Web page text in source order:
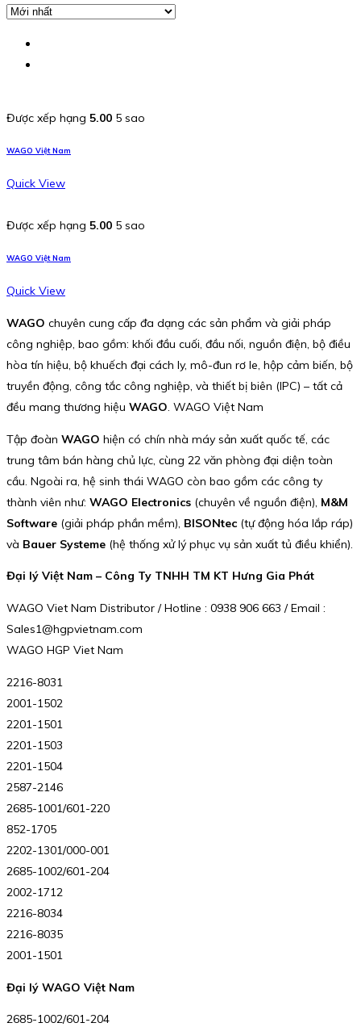
Được xếp hạng 5.00 5 sao
WAGO Việt Nam
Quick View
Được xếp hạng 5.00 5 sao
WAGO Việt Nam
Quick View
WAGO chuyên cung cấp đa dạng các sản phẩm và giải pháp
công nghiệp, bao gồm: khối đầu cuối, đầu nối, nguồn điện, bộ điều
hòa tín hiệu, bộ khuếch đại cách ly, mô-đun rơ le, hộp cảm biến, bộ
truyền động, công tắc công nghiệp, và thiết bị biên (IPC) – tất cả
đều mang thương hiệu WAGO. WAGO Việt Nam
Tập đoàn WAGO hiện có chín nhà máy sản xuất quốc tế, các
trung tâm bán hàng chủ lực, cùng 22 văn phòng đại diện toàn
cầu. Ngoài ra, hệ sinh thái WAGO còn bao gồm các công ty
thành viên như: WAGO Electronics (chuyên về nguồn điện), M&M
Software (giải pháp phần mềm), BISONtec (tự động hóa lắp ráp)
và Bauer Systeme (hệ thống xử lý phục vụ sản xuất tủ điều khiển).
Đại lý Việt Nam – Công Ty TNHH TM KT Hưng Gia Phát
WAGO Viet Nam Distributor / Hotline : 0938 906 663 / Email :
Sales1@hgpvietnam.com
WAGO HGP Viet Nam
2216-8031
2001-1502
2201-1501
2201-1503
2201-1504
2587-2146
2685-1001/601-220
852-1705
2202-1301/000-001
2685-1002/601-204
2002-1712
2216-8034
2216-8035
2001-1501
Đại lý WAGO Việt Nam
2685-1002/601-204